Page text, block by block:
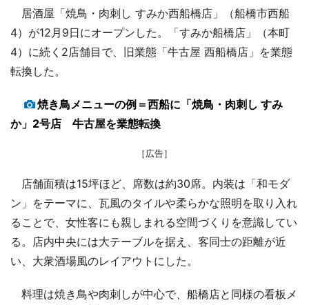
居酒屋「焼鳥・肉刺し すみか西船橋店」（船橋市西船
4）が12月9日にオープンした。「すみか船橋店」（本町
4）に続く2店舗目で、旧業態「牛古屋 西船橋店」を業態
転換した。
焼き鳥メニューの例＝西船に「焼鳥・肉刺し すみ
か」2号店 牛古屋を業態転換
［広告］
店舗面積は15坪ほど、席数は約30席。内装は「和モダ
ン」をテーマに、瓦風のタイルや柔らかな照明を取り入れ
ることで、女性客にも親しまれる空間づくりを意識してい
る。店内中央には大テーブルを据え、客同士の距離が近
い、大衆酒場風のレイアウトにした。
料理は焼き鳥や肉刺しが中心で、船橋店と同様の看板メ